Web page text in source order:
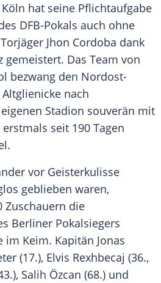
Köln hat seine Pflichtaufgabe
DFB-Pokals auch ohne
Jhon Cordoba dank
gemeistert. Das Team von
bezwang den Nordost-
Altglienicke nach
Stadion souverän mit
seit 190 Tagen
.
vor Geisterkulisse
geblieben waren,
Zuschauern die
Berliner Pokalsiegers
im Keim. Kapitän Jonas
(17.), Elvis Rexhbecaj (36.,
Salih Özcan (68.) und